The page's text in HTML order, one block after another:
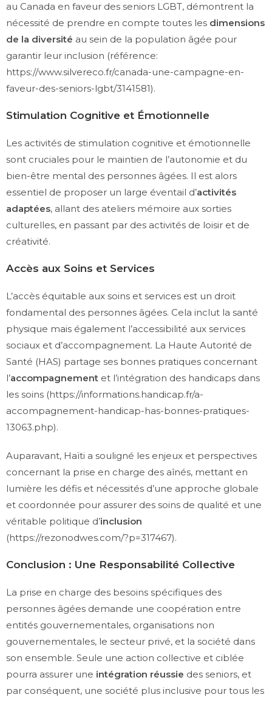
au Canada en faveur des seniors LGBT, démontrent la
nécessité de prendre en compte toutes les dimensions
de la diversité au sein de la population âgée pour
garantir leur inclusion (référence:
https://www.silvereco.fr/canada-une-campagne-en-
faveur-des-seniors-lgbt/3141581).
Stimulation Cognitive et Émotionnelle
Les activités de stimulation cognitive et émotionnelle
sont cruciales pour le maintien de l’autonomie et du
bien-être mental des personnes âgées. Il est alors
essentiel de proposer un large éventail d’activités
adaptées, allant des ateliers mémoire aux sorties
culturelles, en passant par des activités de loisir et de
créativité.
Accès aux Soins et Services
L’accès équitable aux soins et services est un droit
fondamental des personnes âgées. Cela inclut la santé
physique mais également l’accessibilité aux services
sociaux et d’accompagnement. La Haute Autorité de
Santé (HAS) partage ses bonnes pratiques concernant
l’accompagnement et l’intégration des handicaps dans
les soins (https://informations.handicap.fr/a-
accompagnement-handicap-has-bonnes-pratiques-
13063.php).
Auparavant, Haïti a souligné les enjeux et perspectives
concernant la prise en charge des aînés, mettant en
lumière les défis et nécessités d’une approche globale
et coordonnée pour assurer des soins de qualité et une
véritable politique d’inclusion
(https://rezonodwes.com/?p=317467).
Conclusion : Une Responsabilité Collective
La prise en charge des besoins spécifiques des
personnes âgées demande une coopération entre
entités gouvernementales, organisations non
gouvernementales, le secteur privé, et la société dans
son ensemble. Seule une action collective et ciblée
pourra assurer une intégration réussie des seniors, et
par conséquent, une société plus inclusive pour tous les